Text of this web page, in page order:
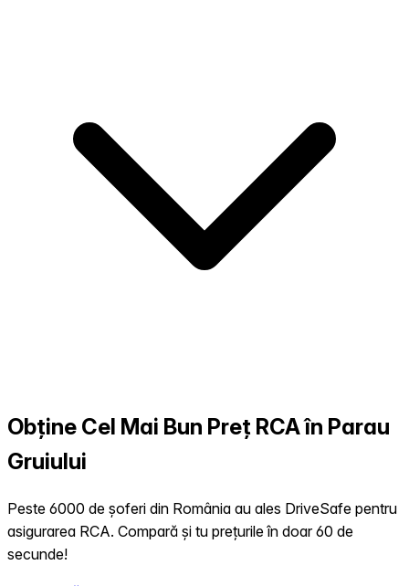
Obține Cel Mai Bun Preț RCA în Parau
Gruiului
Peste 6000 de șoferi din România au ales DriveSafe pentru
asigurarea RCA. Compară și tu prețurile în doar 60 de
secunde!